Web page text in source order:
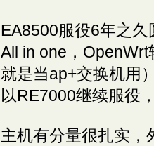
EA8500服役6年之
All in one，
就是当ap+交换机用
以RE7000继续服役
主机有分量很扎实，